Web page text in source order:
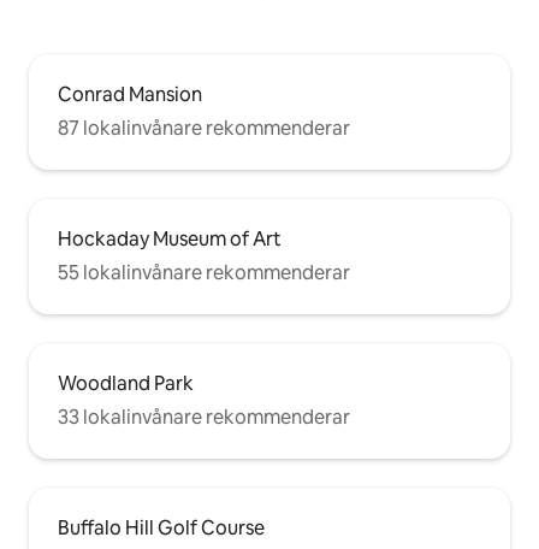
Conrad Mansion
87 lokalinvånare rekommenderar
Hockaday Museum of Art
55 lokalinvånare rekommenderar
Woodland Park
33 lokalinvånare rekommenderar
Buffalo Hill Golf Course